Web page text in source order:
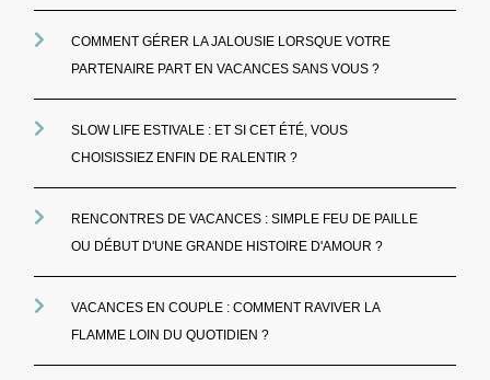
COMMENT GÉRER LA JALOUSIE LORSQUE VOTRE
PARTENAIRE PART EN VACANCES SANS VOUS ?
SLOW LIFE ESTIVALE : ET SI CET ÉTÉ, VOUS
CHOISISSIEZ ENFIN DE RALENTIR ?
RENCONTRES DE VACANCES : SIMPLE FEU DE PAILLE
OU DÉBUT D'UNE GRANDE HISTOIRE D'AMOUR ?
VACANCES EN COUPLE : COMMENT RAVIVER LA
FLAMME LOIN DU QUOTIDIEN ?